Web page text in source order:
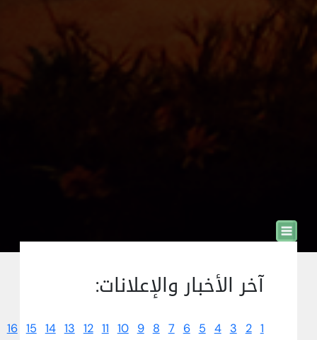
آخر الأخبار والإعلانات:
1
2
3
4
5
6
7
8
9
10
11
12
13
14
15
16